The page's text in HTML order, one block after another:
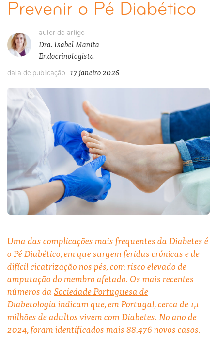
Prevenir o Pé Diabético
data de publicação 17 janeiro 2026
autor do artigo
Dra. Isabel Manita
Endocrinologista
Uma das complicações mais frequentes da Diabetes é
o Pé Diabético, em que surgem feridas crónicas e de
difícil cicatrização nos pés, com risco elevado de
amputação do membro afetado. Os mais recentes
números daSociedade Portuguesa de
Diabetologiaindicam que, em Portugal, cerca de 1,1
milhões de adultos vivem com Diabetes. No ano de
2024, foram identificados mais 88.476 novos casos.